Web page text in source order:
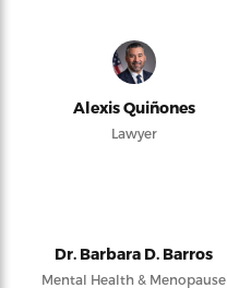
Alexis Quiñones
Lawyer
Dr. Barbara D. Barros
Mental Health & Menopause